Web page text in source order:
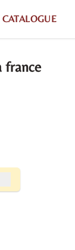
CATALOGUE
france